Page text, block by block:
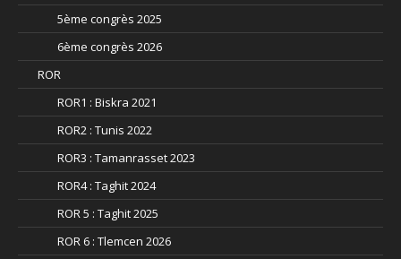
5ème congrès 2025
6ème congrès 2026
ROR
ROR1 : Biskra 2021
ROR2 : Tunis 2022
ROR3 : Tamanrasset 2023
ROR4 : Taghit 2024
ROR 5 : Taghit 2025
ROR 6 : Tlemcen 2026